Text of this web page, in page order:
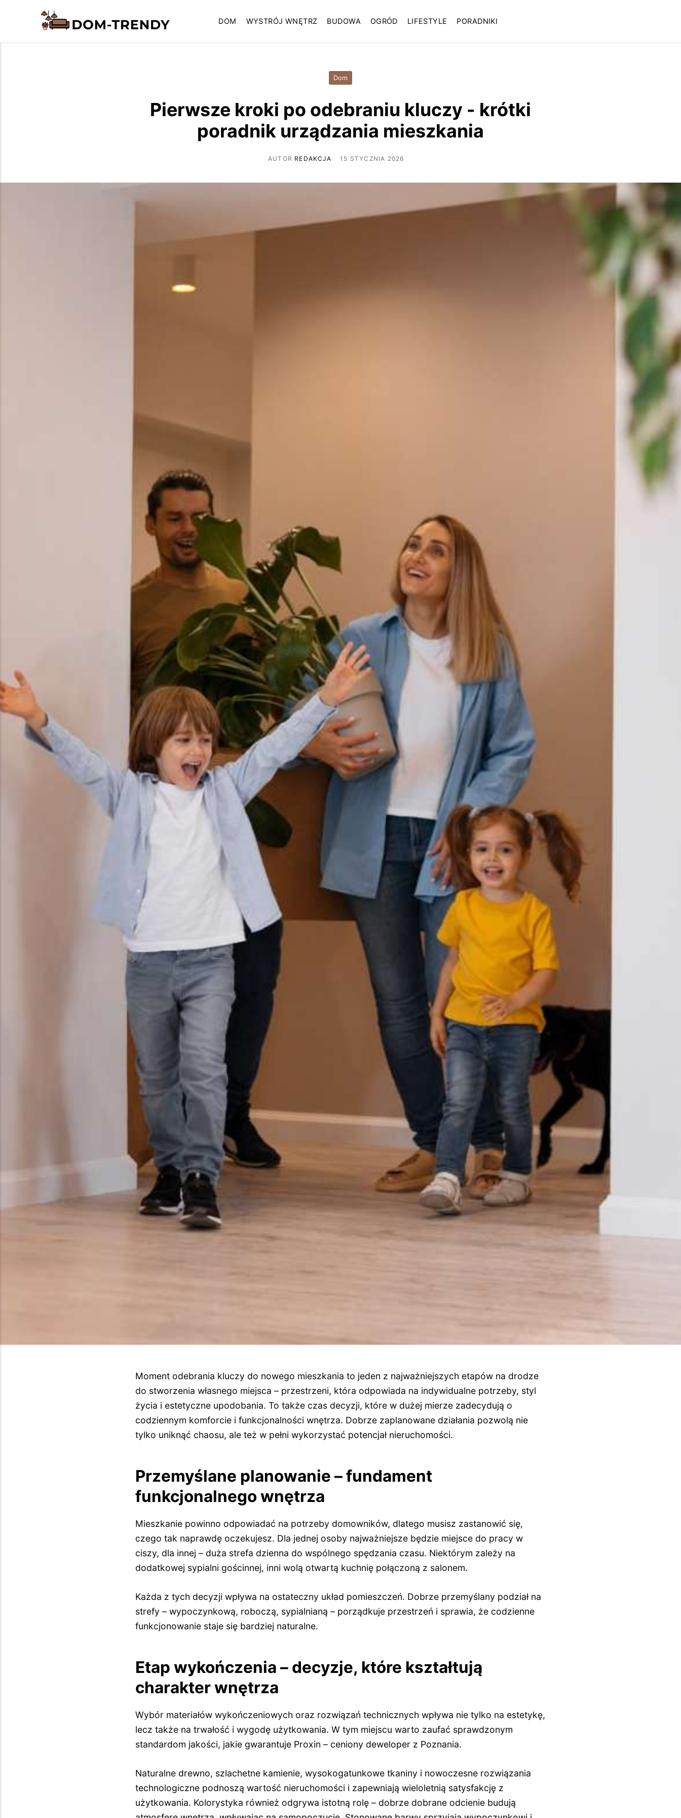
DOM WYSTRÓJ WNĘTRZ BUDOWA OGRÓD LIFESTYLE PORADNIKI
Dom
Pierwsze kroki po odebraniu kluczy - krótki
poradnik urządzania mieszkania
AUTOR REDAKCJA 15 STYCZNIA 2026
Moment odebrania kluczy do nowego mieszkania to jeden z najważniejszych etapów na drodze
do stworzenia własnego miejsca – przestrzeni, która odpowiada na indywidualne potrzeby, styl
życia i estetyczne upodobania. To także czas decyzji, które w dużej mierze zadecydują o
codziennym komforcie i funkcjonalności wnętrza. Dobrze zaplanowane działania pozwolą nie
tylko uniknąć chaosu, ale też w pełni wykorzystać potencjał nieruchomości.
Przemyślane planowanie – fundament
funkcjonalnego wnętrza
Mieszkanie powinno odpowiadać na potrzeby domowników, dlatego musisz zastanowić się,
czego tak naprawdę oczekujesz. Dla jednej osoby najważniejsze będzie miejsce do pracy w
ciszy, dla innej – duża strefa dzienna do wspólnego spędzania czasu. Niektórym zależy na
dodatkowej sypialni gościnnej, inni wolą otwartą kuchnię połączoną z salonem.
Każda z tych decyzji wpływa na ostateczny układ pomieszczeń. Dobrze przemyślany podział na
strefy – wypoczynkową, roboczą, sypialnianą – porządkuje przestrzeń i sprawia, że codzienne
funkcjonowanie staje się bardziej naturalne.
Etap wykończenia – decyzje, które kształtują
charakter wnętrza
Wybór materiałów wykończeniowych oraz rozwiązań technicznych wpływa nie tylko na estetykę,
lecz także na trwałość i wygodę użytkowania. W tym miejscu warto zaufać sprawdzonym
standardom jakości, jakie gwarantuje Proxin – ceniony deweloper z Poznania.
Naturalne drewno, szlachetne kamienie, wysokogatunkowe tkaniny i nowoczesne rozwiązania
technologiczne podnoszą wartość nieruchomości i zapewniają wieloletnią satysfakcję z
użytkowania. Kolorystyka również odgrywa istotną rolę – dobrze dobrane odcienie budują